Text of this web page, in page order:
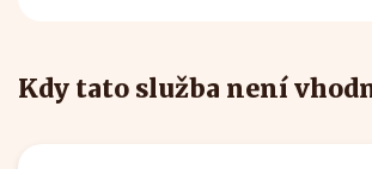
Kdy tato služba není